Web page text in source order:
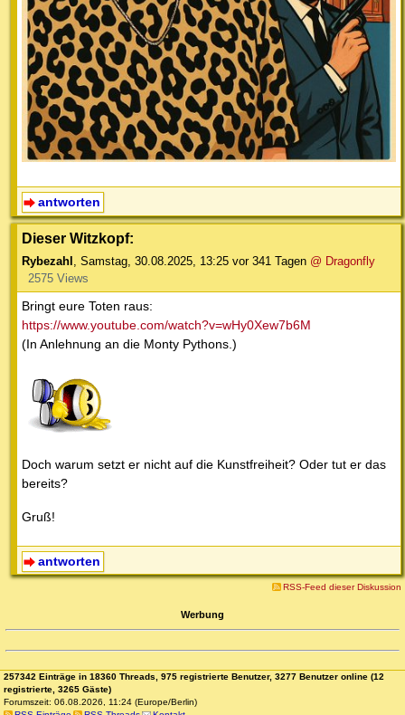
antworten
Dieser Witzkopf:
Rybezahl Samstag, 30.08.2025, 13:25 vor 341 Tagen @ Dragonfly
2575 Views
Bringt eure Toten raus:
https://www.youtube.com/watch?v=wHy0Xew7b6M
(In Anlehnung an die Monty Pythons.)
Doch warum setzt er nicht auf die Kunstfreiheit? Oder tut er das
bereits?
Gruß!
antworten
RSS-Feed dieser Diskussion
Werbung
257342 Einträge in 18360 Threads, 975 registrierte Benutzer, 3277 Benutzer online (12
registrierte, 3265 Gäste)
Forumszeit: 06.08.2026, 11:24 (Europe/Berlin)